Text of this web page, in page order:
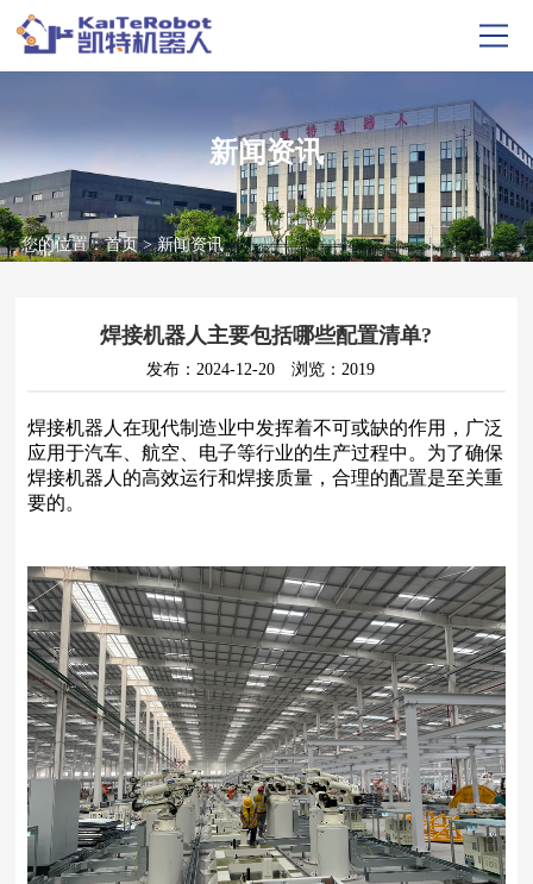
新闻资讯
您的位置：首页>新闻资讯
焊接机器人主要包括哪些配置清单?
发布：2024-12-20 浏览：2019
焊接机器人在现代制造业中发挥着不可或缺的作用，广泛
应用于汽车、航空、电子等行业的生产过程中。为了确保
焊接机器人的高效运行和焊接质量，合理的配置是至关重
要的。